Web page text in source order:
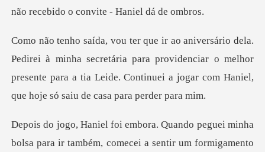
ha secretária para providenciar o melhor
presente para a tia Leide. Cont